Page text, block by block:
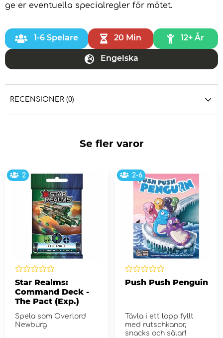
ge er eventuella specialregler för mötet.
1-6 Spelare 20 Min 12+ År
Engelska
RECENSIONER (0)
Se fler varor
2
Star Realms:
Command Deck -
The Pact (Exp.)
Spela som Overlord
Newburg
2-6
Push Push Penguin
Tävla i ett lopp fyllt
med rutschkanor,
snacks och sälar!